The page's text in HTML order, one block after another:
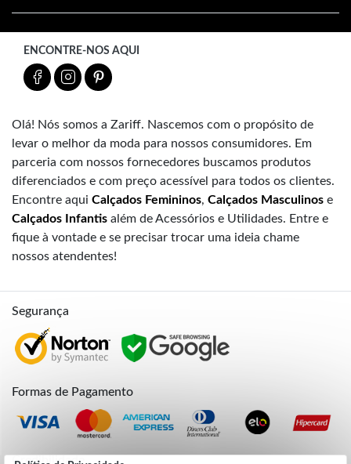
ENCONTRE-NOS AQUI
Olá! Nós somos a Zariff. Nascemos com o propósito de
levar o melhor da moda para nossos consumidores. Em
parceria com nossos fornecedores buscamos produtos
diferenciados e com preço acessível para todos os clientes.
Encontre aqui Calçados Femininos, Calçados Masculinos e
Calçados Infantis além de Acessórios e Utilidades. Entre e
fique à vontade e se precisar trocar uma ideia chame
nossos atendentes!
Segurança
Formas de Pagamento
Credibilidade